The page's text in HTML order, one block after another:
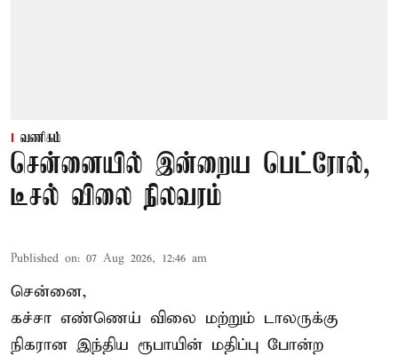
வணிகம்
சென்னையில் இன்றைய பெட்ரோல்,
டீசல் விலை நிலவரம்
Published on: 07 Aug 2026, 12:46 am
சென்னை,
கச்சா எண்ணெய் விலை மற்றும் டாலருக்கு
நிகரான இந்திய ரூபாயின் மதிப்பு போன்ற